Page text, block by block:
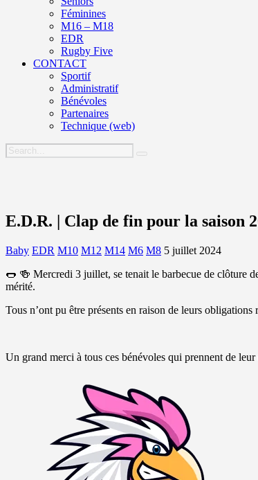
Féminines
M16 – M18
EDR
Rugby Five
CONTACT
Sportif
Administratif
Bénévoles
Partenaires
Technique (web)
E.D.R. | Clap de fin pour la saison
Baby EDR M10 M12 M14 M6 M8 5 juillet 2024
🌭 🍻 Mercredi 3 juillet, se tenait le barbecue de clôture
mérité.
Tous n’ont pu être présents en raison de leurs
Un grand merci à tous ces bénévoles qui prennent de